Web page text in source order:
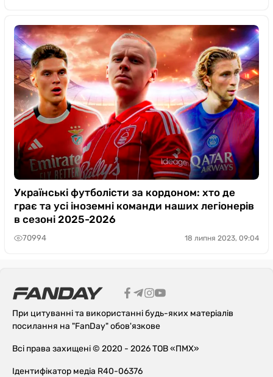
Українські футболісти за кордоном: хто де
грає та усі іноземні команди наших легіонерів
в сезоні 2025-2026
70994 18 липня 2023, 09:04
При цитуванні та використанні будь-яких матеріалів
посилання на "FanDay" обов'язкове
Всі права захищені © 2020 - 2026 ТОВ «ПМХ»
Ідентифікатор медіа R40-06376